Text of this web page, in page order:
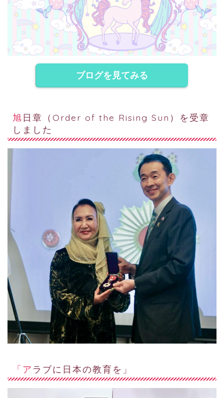
ブログを見てみる
旭日章（Order of the Rising Sun）を受章
しました
「アラブに日本の教育を」